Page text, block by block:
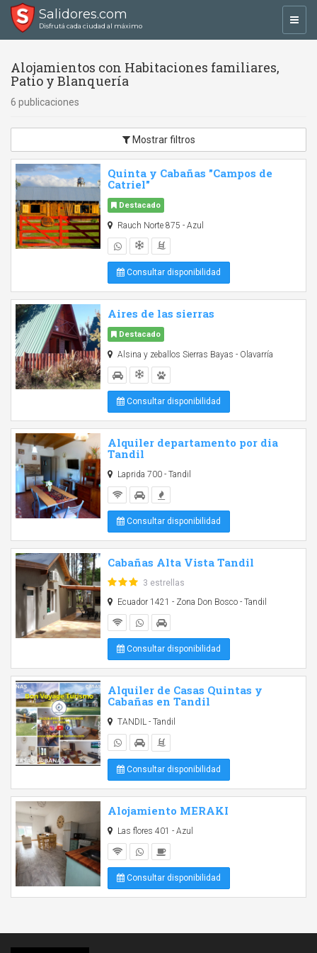
Salidores.com
Disfrutá cada ciudad al máximo
Alojamientos con Habitaciones familiares,
Patio y Blanquería
6 publicaciones
Mostrar filtros
Quinta y Cabañas "Campos de
Catriel"
Destacado
Rauch Norte 875 - Azul
Consultar disponibilidad
Aires de las sierras
Destacado
Alsina y zeballos Sierras Bayas - Olavarría
Consultar disponibilidad
Alquiler departamento por dia
Tandil
Laprida 700 - Tandil
Consultar disponibilidad
Cabañas Alta Vista Tandil
3 estrellas
Ecuador 1421 - Zona Don Bosco - Tandil
Consultar disponibilidad
Alquiler de Casas Quintas y
Cabañas en Tandil
TANDIL - Tandil
Consultar disponibilidad
Alojamiento MERAKI
Las flores 401 - Azul
Consultar disponibilidad